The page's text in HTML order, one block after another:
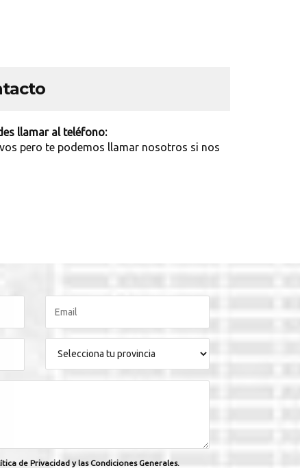
llamar al teléfono:
pero te podemos llamar nosotros si nos
de Privacidad y las Condiciones Generales.